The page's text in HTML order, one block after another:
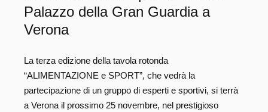
Palazzo della Gran Guardia a
Verona
La terza edizione della tavola rotonda
“ALIMENTAZIONE e SPORT”, che vedrà la
partecipazione di un gruppo di esperti e sportivi, si terrà
a Verona il prossimo 25 novembre, nel prestigioso